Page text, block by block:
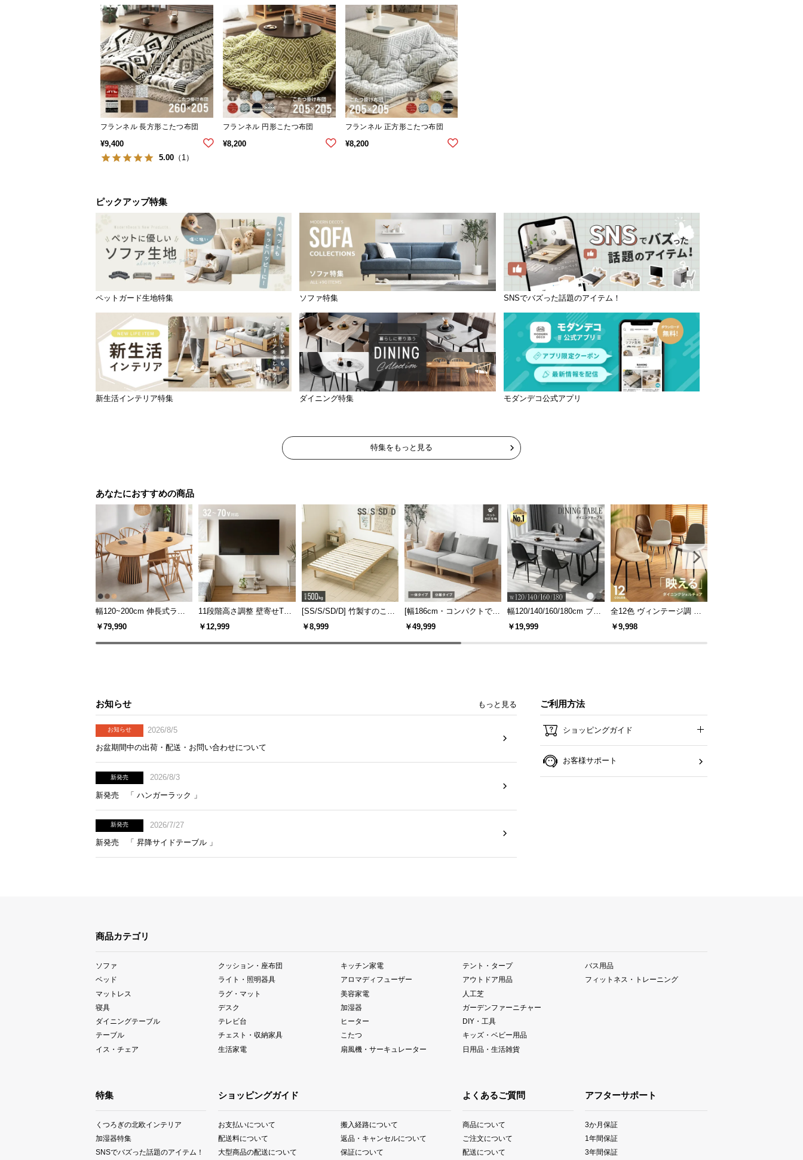
フランネル 長方形こたつ布団
¥9,400
5.00 （1）
フランネル 円形こたつ布団
¥8,200
フランネル 正方形こたつ布団
¥8,200
ピックアップ特集
ペットガード生地特集 ソファ特集 SNSでバズった話題のアイテム！
新生活インテリア特集 ダイニング特集 モダンデコ公式アプリ
特集をもっと見る
あなたにおすすめの商品
幅120~200cm 伸長式ラウ
ンドダイニングテーブル 6
格子デザイン
￥79,990
11段階高さ調整 壁寄せTV
スタンド キャスター付き
￥12,999
[SS/S/SD/D] 竹製すのこベ
ッド
￥8,999
[幅186cm・コンパクトでも
広々] 3人掛けソファベッド
ーム 北欧
￥49,999
幅120/140/160/180cm ブラ
ックフレーム ダイニング
￥19,999
全12色 ヴィンテージ調 デ
ザイナーズシェルチェア
￥9,998
お知らせ もっと見る
お知らせ
2026/8/5
お盆期間中の出荷・配送・お問い合わせについて
新発売
2026/8/3
新発売 「 ハンガーラック 」
新発売
2026/7/27
新発売 「 昇降サイドテーブル 」
ご利用方法
ショッピングガイド
お客様サポート
商品カテゴリ
ソファ
ベッド
マットレス
寝具
ダイニングテーブル
テーブル
イス・チェア
クッション・座布団
ライト・照明器具
ラグ・マット
デスク
テレビ台
チェスト・収納家具
生活家電
キッチン家電
アロマディフューザー
美容家電
加湿器
ヒーター
こたつ
扇風機・サーキュレーター
テント・タープ
アウトドア用品
人工芝
ガーデンファーニチャー
DIY・工具
キッズ・ベビー用品
日用品・生活雑貨
バス用品
フィットネス・トレーニング
特集
くつろぎの北欧インテリア
加湿器特集
SNSでバズった話題のアイテム！
ショッピングガイド
お支払いについて
配送料について
大型商品の配送について
搬入経路について
返品・キャンセルについて
保証について
よくあるご質問
商品について
ご注文について
配送について
アフターサポート
3か月保証
1年間保証
3年間保証